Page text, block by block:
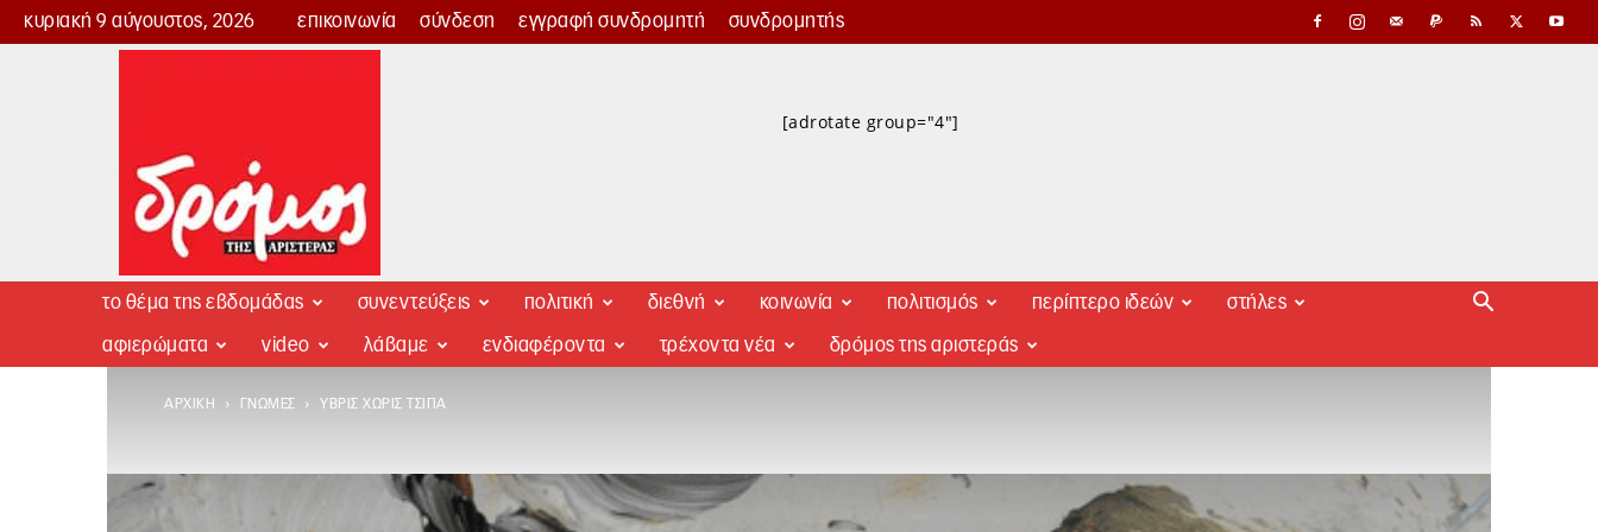
κυριακή 9 αύγουστος, 2026 επικοινωνία σύνδεση εγγραφή συνδρομητή συνδρομητής
Δρόμος
[adrotate group="4"]
το θέμα της εβδομάδας συνεντεύξεις πολιτική διεθνή κοινωνία πολιτισμός περίπτερο ιδεών στήλες
αφιερώματα video λάβαμε ενδιαφέροντα τρέχοντα νέα δρόμος της αριστεράς
ΑΡΧΙΚΉ ΓΝΏΜΕΣ ΎΒΡΙΣ ΧΩΡΊΣ ΤΣΊΠΑ